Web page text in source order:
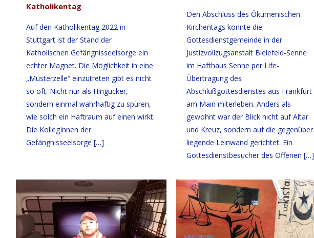
Katholikentag
Auf den Katholikentag 2022 in
Stuttgart ist der Stand der
Katholischen Gefängnisseelsorge ein
echter Magnet. Die Möglichkeit in eine
„Musterzelle“ einzutreten gibt es nicht
so oft. Nicht nur als Hingucker,
sondern einmal wahrhaftig zu spüren,
wie solch ein Haftraum auf einen wirkt.
Die KollegInnen der
Gefängnisseelsorge […]
Den Abschluss des Ökumenischen
Kirchentags konnte die
Gottesdienstgemeinde in der
Justizvollzugsanstalt Bielefeld-Senne
im Hafthaus Senne per Life-
Übertragung des
Abschlußgottesdienstes aus Frankfurt
am Main miterleben. Anders als
gewohnt war der Blick nicht auf Altar
und Kreuz, sondern auf die gegenüber
liegende Leinwand gerichtet. Ein
Gottesdienstbesucher des Offenen […]